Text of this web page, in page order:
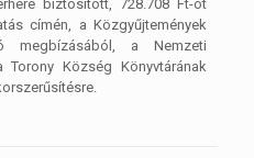
biztosított, 728.708 Ft-ot
címén, a Közgyűjtemények
megbízásából, a Nemzeti
Község Könyvtárának